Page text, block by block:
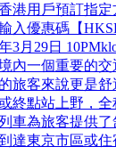
港用戶預訂指
入優惠碼【
3月29日
內一個重要的
旅客來說更是
終點站上野，全
車為旅客提供
達東京市區或住